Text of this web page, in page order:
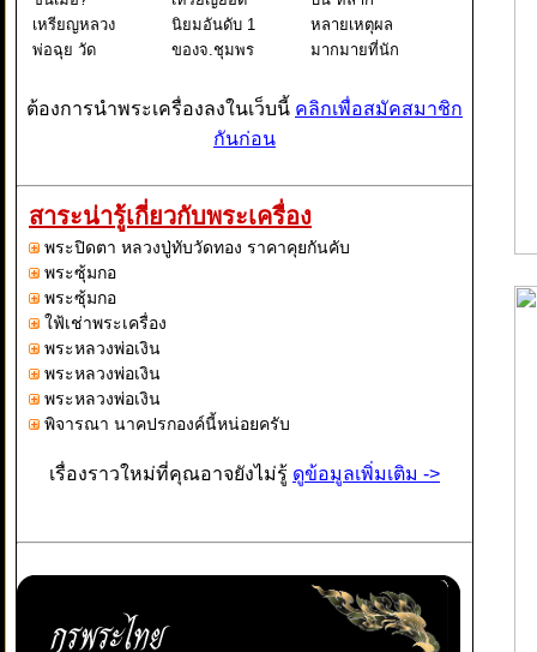
เหรียญหลวง
พ่อฉุย วัด
แรก ปี 2465
ฉุย สุขภิกขุ
วัดคงคาราม
จ.เพชรบุรี
"หลวงพ
นิยมอันดับ 1
ของจ.ชุมพร
เป็นเหรียญที่มี
เก๊ออกมานาน
มากแล้ว
ความนิยมสูง
เป็นสิบปี
เหรียญรุ่นปี
หลายเหตุผล
มากมายที่นัก
เครื่องต้องการ
หลวงปู่ทิม
อย่างเดียวแน
ต้องการนำพระเครื่องลงในเว็บนี้ คลิกเพื่อสมัคสมาชิก
กันก่อน
สาระน่ารู้เกี่ยวกับพระเครื่อง
พระปิดตา หลวงปู่ทับวัดทอง ราคาคุยกันคับ
พระซุ้มกอ
พระซุ้มกอ
ใฟ้เช่าพระเครื่อง
พระหลวงพ่อเงิน
พระหลวงพ่อเงิน
พระหลวงพ่อเงิน
พิจารณา นาคปรกองค์นี้หน่อยครับ
เรื่องราวใหม่ที่คุณอาจยังไม่รู้ ดูข้อมูลเพิ่มเติม ->